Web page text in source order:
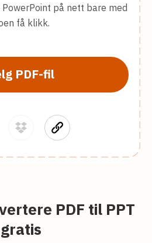
på nett bare med
få klikk.
PDF-fil
PDF til PPT
gratis